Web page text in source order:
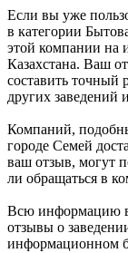
Если вы уже
в категории
этой компании на
Казахстана. Ваш
составить точный
других заведений
Компаний,
городе Семей
ваш отзыв, могут
ли обращаться в
Всю информацию в
отзывы о
информационном